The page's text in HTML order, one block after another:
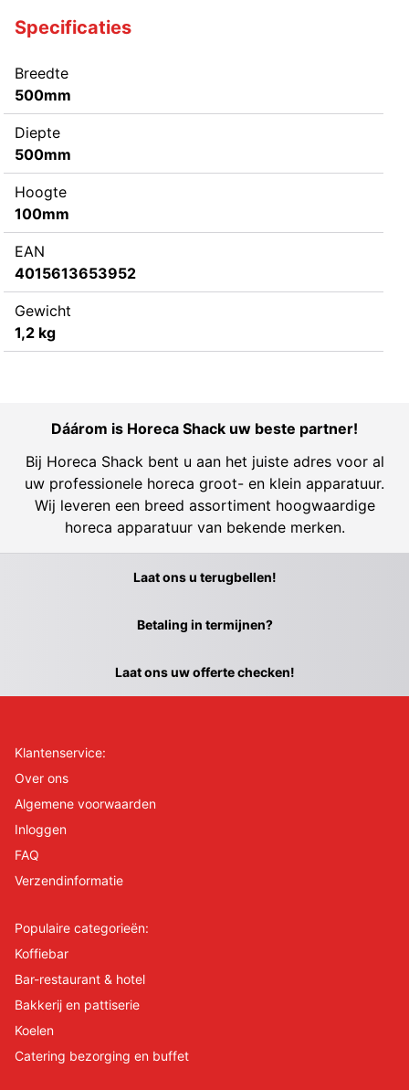
Specificaties
Breedte
500mm
Diepte
500mm
Hoogte
100mm
EAN
4015613653952
Gewicht
1,2 kg
Dáárom is Horeca Shack uw beste partner!
Bij Horeca Shack bent u aan het juiste adres voor al
uw professionele horeca groot- en klein apparatuur.
Wij leveren een breed assortiment hoogwaardige
horeca apparatuur van bekende merken.
Laat ons u terugbellen!
Betaling in termijnen?
Laat ons uw offerte checken!
Klantenservice:
Over ons
Algemene voorwaarden
Inloggen
FAQ
Verzendinformatie
Populaire categorieën:
Koffiebar
Bar-restaurant & hotel
Bakkerij en pattiserie
Koelen
Catering bezorging en buffet